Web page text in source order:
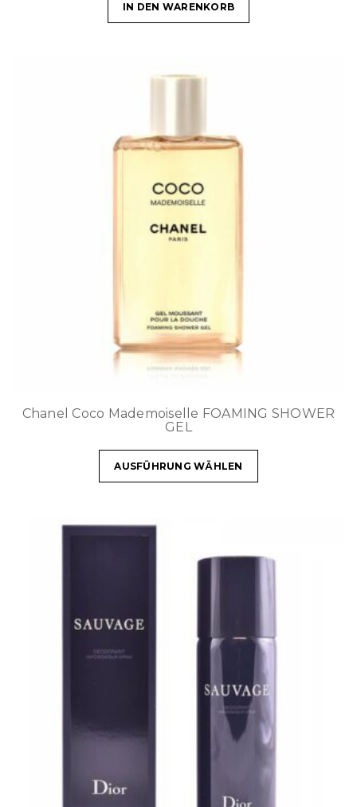
IN DEN WARENKORB
Chanel Coco Mademoiselle FOAMING SHOWER
GEL
AUSFÜHRUNG WÄHLEN